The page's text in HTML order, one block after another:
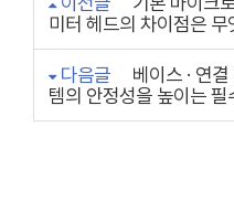
미터 헤드의 차이점은 무
다음글
베이스 · 연
템의 안정성을 높이는 필